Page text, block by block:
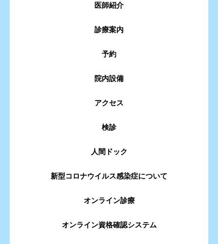
医師紹介
診療案内
予約
院内設備
アクセス
検診
人間ドック
新型コロナウイルス感染症について
オンライン診療
オンライン資格確認システム